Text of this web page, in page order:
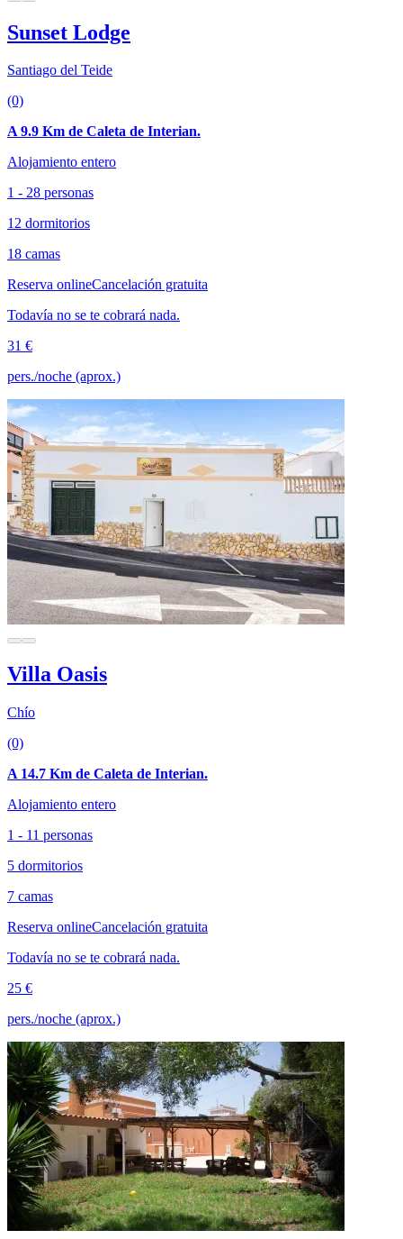
Sunset Lodge
Santiago del Teide
(0)
A 9.9 Km de Caleta de Interian.
Alojamiento entero
1 - 28 personas
12 dormitorios
18 camas
Reserva onlineCancelación gratuita
Todavía no se te cobrará nada.
31 €
pers./noche (aprox.)
Villa Oasis
Chío
(0)
A 14.7 Km de Caleta de Interian.
Alojamiento entero
1 - 11 personas
5 dormitorios
7 camas
Reserva onlineCancelación gratuita
Todavía no se te cobrará nada.
25 €
pers./noche (aprox.)